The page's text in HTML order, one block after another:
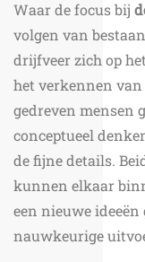
Waar de focus bij
volgen van
drijfveer zich op
het verkennen
gedreven mensen
conceptueel
de fijne details.
kunnen elkaar
een nieuwe
nauwkeurige